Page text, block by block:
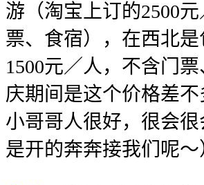
游（淘宝上订的2500元
票、食宿），在西北是
1500元／人，不含门
庆期间是这个价格差
小哥哥人很好，很会
是开的奔奔接我们呢～